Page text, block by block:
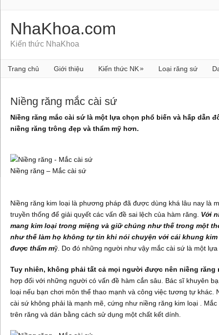
NhaKhoa.com
Kiến thức NhaKhoa
Trang chủ Giới thiệu Kiến thức NK» Loại răng sứ
Niềng răng mắc cài sứ
Niềng răng mắc cài sứ là một lựa chọn phổ biến và hấp dẫn
niềng răng trông đẹp và thẩm mỹ hơn.
Niềng răng – Mắc cài sứ
Niềng răng kim loại là phương pháp đã được dùng khá lâu nay là
truyền thống để giải quyết các vấn đề sai lệch của hàm răng.
Với
mang kim loại trong miệng và giữ chúng như thế trong một
như thế làm họ không tự tin khi nói chuyện với cái khung
được thẩm mỹ. Do đó những người như vậy mắc cài sứ là một
Tuy nhiên, không phải tất cả mọi người được nên niềng răng
hợp đối với những người có vấn đề hàm cắn sâu. Bác sĩ khuyên
loại nếu bạn chơi môn thể thao mạnh và công việc tương tự khác.
cài sứ không phải là mạnh mẽ, cứng như niềng răng kim loại .
trên răng và dán bằng cách sử dụng một chất kết dính.